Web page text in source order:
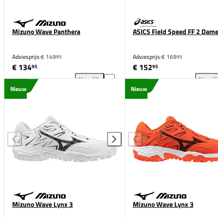
Mizuno Wave Panthera
Adviesprijs:€ 14995
€ 13495
Vergelijk
Mizuno Wave Panthera toevoegen aan vergelijking
ASICS Field Speed FF 2
Adviesprijs:€ 16995
€ 15295
Nieuw
Mizuno Wave Lynx 3
Nieuw
Mizuno Wave Lynx 3